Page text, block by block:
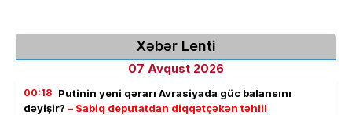
Xəbər Lenti
07 Avqust 2026
00:18 Putinin yeni qərarı Avrasiyada güc balansını
dəyişir? – Sabiq deputatdan diqqətçəkən təhlil